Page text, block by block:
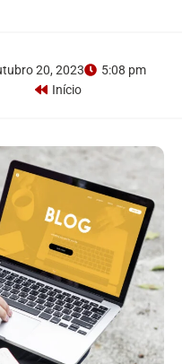
20, 2023
5:08 pm
Início